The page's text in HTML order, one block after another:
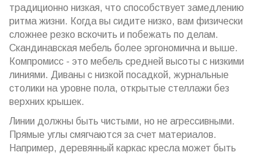
традиционно низкая, что способствует замедлению
ритма жизни. Когда вы сидите низко, вам физически
сложнее резко вскочить и побежать по делам.
Скандинавская мебель более эргономична и выше.
Компромисс - это мебель средней высоты с низкими
линиями. Диваны с низкой посадкой, журнальные
столики на уровне пола, открытые стеллажи без
верхних крышек.
Линии должны быть чистыми, но не агрессивными.
Прямые углы смягчаются за счет материалов.
Например, деревянный каркас кресла может быть